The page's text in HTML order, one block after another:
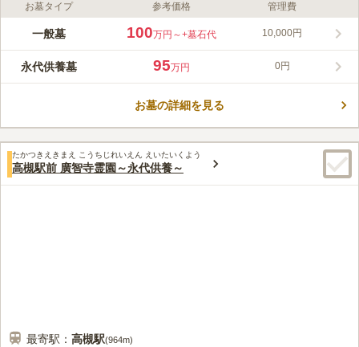
ライフドット編集部のコメント
東大阪市の観音寺が提案する「永代供養付き一般墓」は、家族で
の住まいです。後継者の有無を問わず、無縁仏になる心配がない
ため、ご家族に負担をかけたくない方や生前整理を考える方に選
れ、今決めることがこれからの大きな安心に繋がります。区画数
みんなの評価
3.2 口コミ1件
50代男性
墓地らか徒歩5分くらいのところにニトリモールがあるので、ホ
ームセンターでは大概のものがそろうし、生花も買うことができる。フー
ドコートでは、いろんな食事ができる。
お墓タイプ 参考価格 管理費
一般墓 100万円～+墓石代 10,000円
永代供養墓 95万円 0円
お墓の詳細を見る
たかつきえきまえ こうちじれいえん えいたいくよう
高槻駅前 廣智寺霊園～永代供養～
最寄駅： 高槻駅(964m)